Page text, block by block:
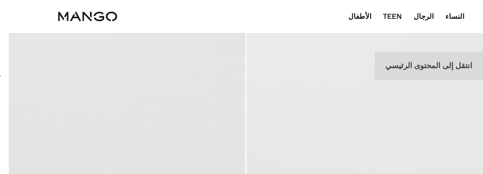
انتقل إلى المحتوى الرئيسي
النساء الرجال TEEN الأطفال